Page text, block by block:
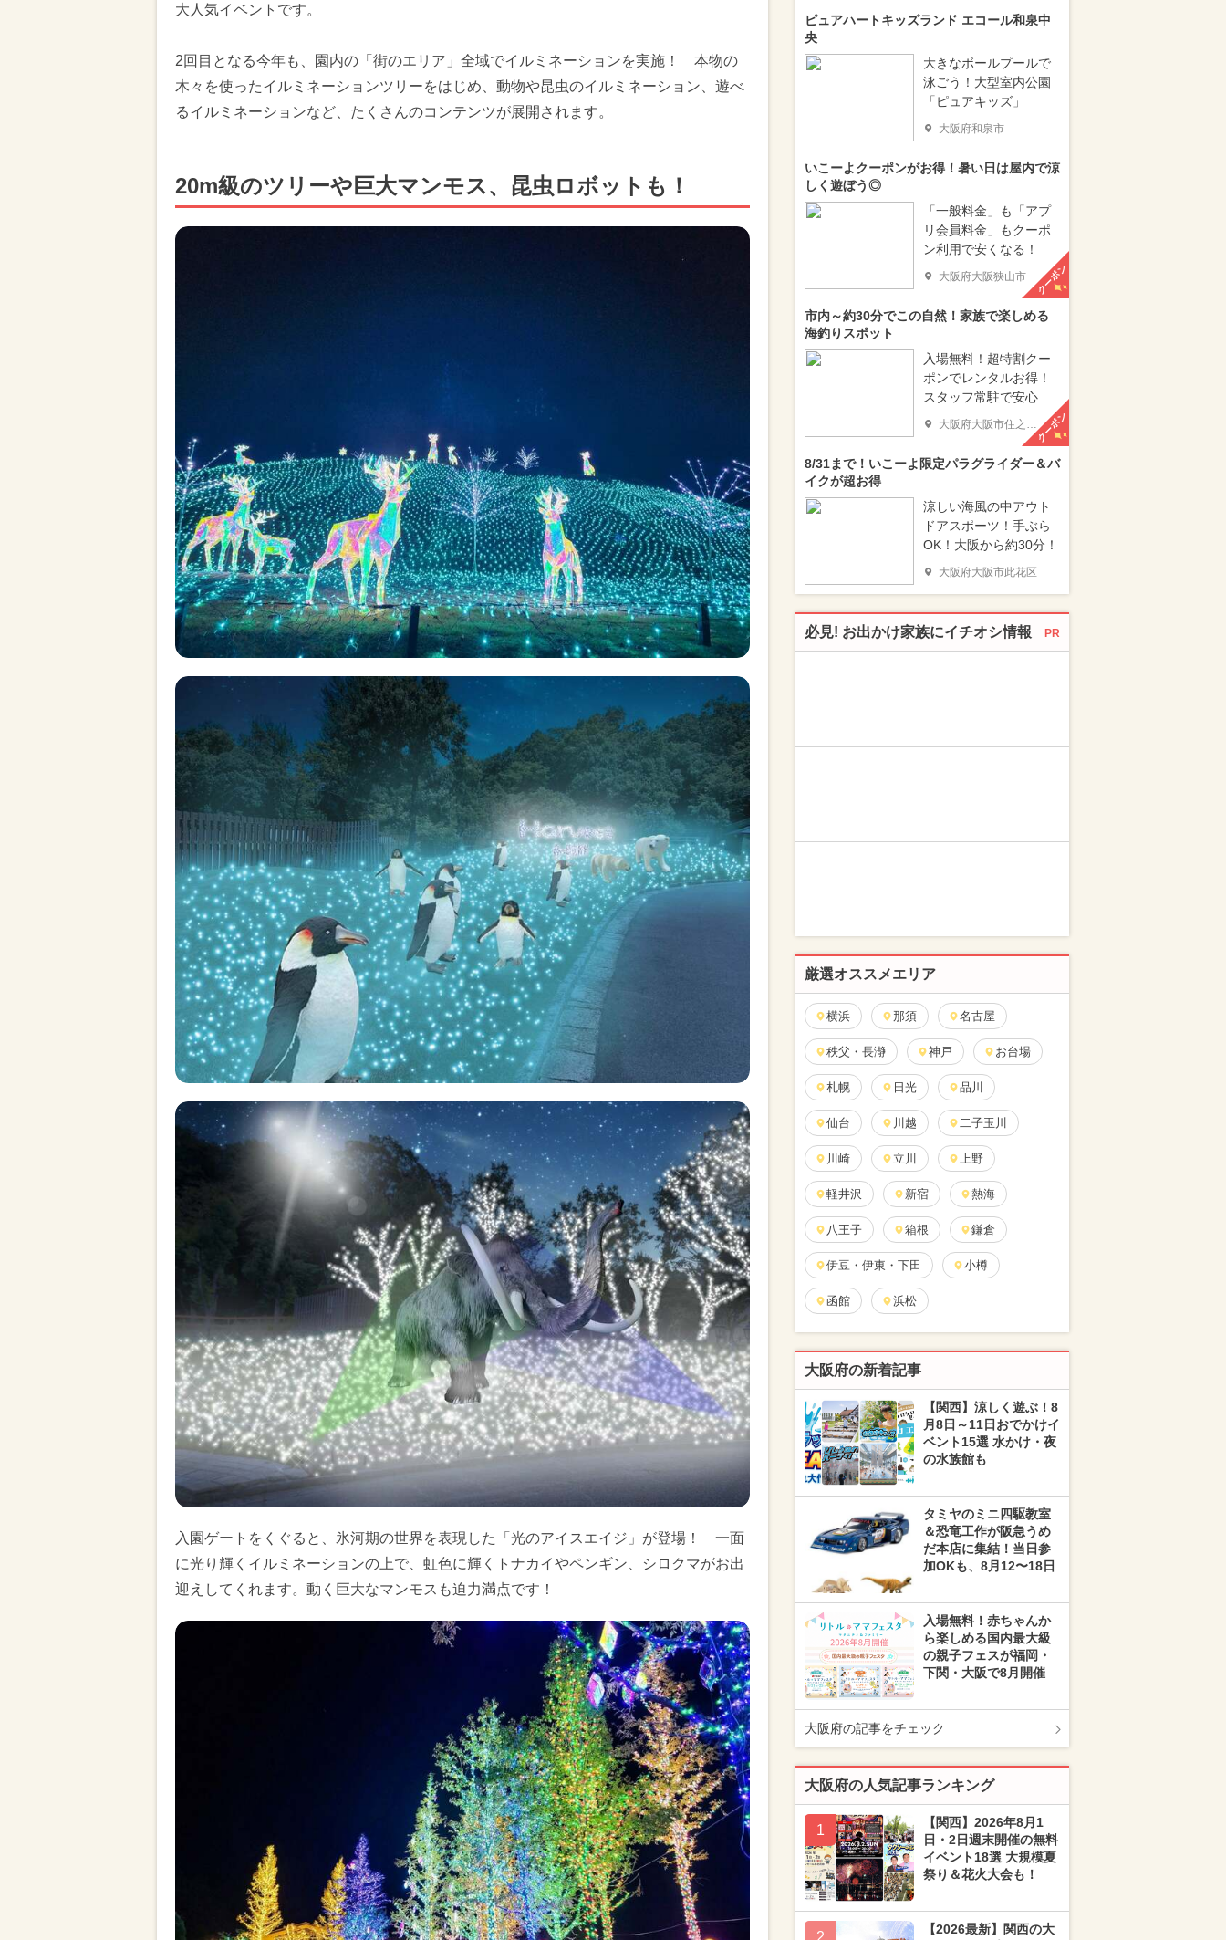
大人気イベントです。
2回目となる今年も、園内の「街のエリア」全域でイルミネーションを実施！ 本物の
木々を使ったイルミネーションツリーをはじめ、動物や昆虫のイルミネーション、遊べ
るイルミネーションなど、たくさんのコンテンツが展開されます。
20m級のツリーや巨大マンモス、昆虫ロボットも！
入園ゲートをくぐると、氷河期の世界を表現した「光のアイスエイジ」が登場！ 一面
に光り輝くイルミネーションの上で、虹色に輝くトナカイやペンギン、シロクマがお出
迎えしてくれます。動く巨大なマンモスも迫力満点です！
ピュアハートキッズランド エコール和泉中
央
大きなボールプールで
泳ごう！大型室内公園
「ピュアキッズ」
大阪府和泉市
いこーよクーポンがお得！暑い日は屋内で涼
しく遊ぼう◎
「一般料金」も「アプ
リ会員料金」もクーポ
ン利用で安くなる！
大阪府大阪狭山市 クーポン
市内～約30分でこの自然！家族で楽しめる
海釣りスポット
入場無料！超特割クー
ポンでレンタルお得！
スタッフ常駐で安心
大阪府大阪市住之江区 クーポン
8/31まで！いこーよ限定パラグライダー＆バ
イクが超お得
涼しい海風の中アウト
ドアスポーツ！手ぶら
OK！大阪から約30分！
大阪府大阪市此花区
必見! お出かけ家族にイチオシ情報 PR
厳選オススメエリア
横浜 那須 名古屋
秩父・長瀞 神戸 お台場
札幌 日光 品川
仙台 川越 二子玉川
川崎 立川 上野
軽井沢 新宿 熱海
八王子 箱根 鎌倉
伊豆・伊東・下田 小樽
函館 浜松
大阪府の新着記事
【関西】涼しく遊ぶ！8
月8日～11日おでかけイ
ベント15選 水かけ・夜
の水族館も
タミヤのミニ四駆教室
＆恐竜工作が阪急うめ
だ本店に集結！当日参
加OKも、8月12〜18日
入場無料！赤ちゃんか
ら楽しめる国内最大級
の親子フェスが福岡・
下関・大阪で8月開催
大阪府の記事をチェック
大阪府の人気記事ランキング
1
【関西】2026年8月1
日・2日週末開催の無料
イベント18選 大規模夏
祭り＆花火大会も！
2
【2026最新】関西の大